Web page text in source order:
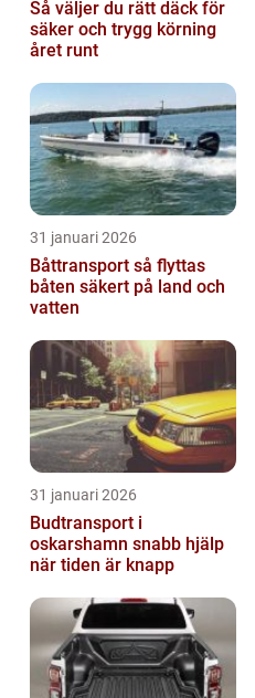
Så väljer du rätt däck för
säker och trygg körning
året runt
31 januari 2026
Båttransport så flyttas
båten säkert på land och
vatten
31 januari 2026
Budtransport i
oskarshamn snabb hjälp
när tiden är knapp